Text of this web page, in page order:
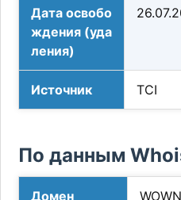
Дата освобо
ждения (уда
ления)
Источник TCI
По данным
Домен